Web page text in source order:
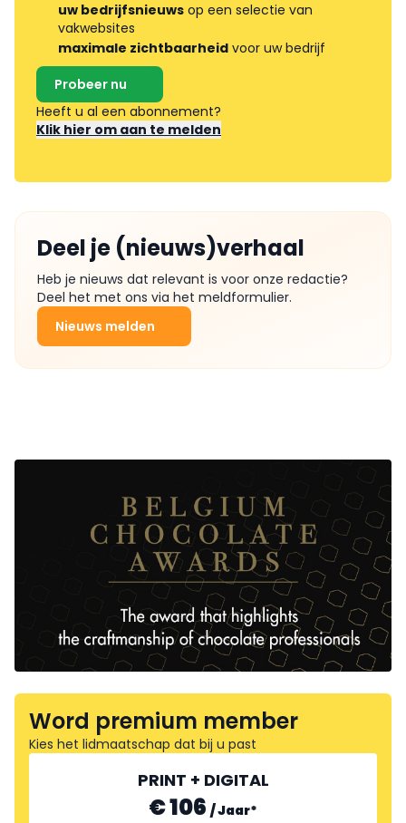
uw bedrijfsnieuws op een selectie van
vakwebsites
maximale zichtbaarheid voor uw bedrijf
Probeer nu
Heeft u al een abonnement?
Klik hier om aan te melden
Deel je (nieuws)verhaal
Heb je nieuws dat relevant is voor onze redactie?
Deel het met ons via het meldformulier.
Nieuws melden
Word premium member
Kies het lidmaatschap dat bij u past
PRINT + DIGITAL
€ 106 /Jaar*